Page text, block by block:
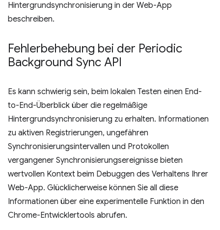
Hintergrundsynchronisierung in der Web-App
beschreiben.
Fehlerbehebung bei der Periodic
Background Sync API
Es kann schwierig sein, beim lokalen Testen einen End-
to-End-Überblick über die regelmäßige
Hintergrundsynchronisierung zu erhalten. Informationen
zu aktiven Registrierungen, ungefähren
Synchronisierungsintervallen und Protokollen
vergangener Synchronisierungsereignisse bieten
wertvollen Kontext beim Debuggen des Verhaltens Ihrer
Web-App. Glücklicherweise können Sie all diese
Informationen über eine experimentelle Funktion in den
Chrome-Entwicklertools abrufen.